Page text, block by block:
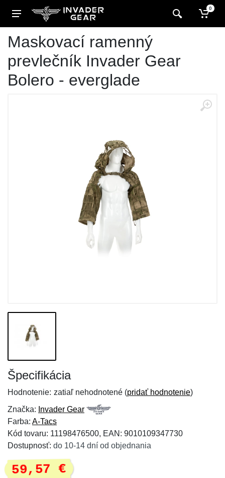
0
Maskovací ramenný
prevlečník Invader Gear
Bolero - everglade
Špecifikácia
Hodnotenie: zatiaľ nehodnotené (pridať hodnotenie)
Značka: Invader Gear
Farba: A-Tacs
Kód tovaru: 11198476500, EAN: 9010109347730
Dostupnosť: do 10-14 dní od objednania
59,57 €